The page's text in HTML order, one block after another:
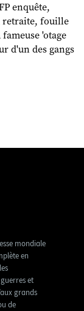
enquête,
retraite, fouille
'otage
d'un des gangs
mondiale
en
et
grands
de